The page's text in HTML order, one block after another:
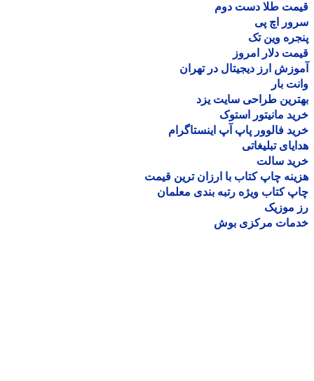
طلا دست دوم
اچ پی
وین تک
دلار امروز
ارز دیجیتال در تهران
بار
طراحی سایت یزد
مانیتور استوک
فالوور پاپ آپ اینستاگرام
تبلیغاتی
سالت
چاپ کتاب با ارزان ترین قیمت
کتاب ویژه رتبه بندی معلمان
موزیک
مرکزی بوش